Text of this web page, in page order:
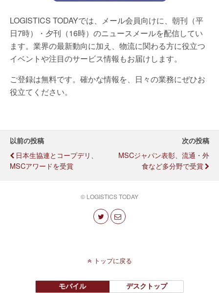
LOGISTICS TODAYでは、メール会員向けに、朝刊（平
日7時）・夕刊（16時）のニュースメールを配信してい
ます。業界の最新動向に加え、物流に関わる方に役立つ
イベントや注目のサービス情報もお届けします。
ご登録は無料です。確かな情報を、日々の業務にぜひお
役立てください。
以前の投稿
日本生協連とコープデリ、
MSCアワードを受賞
次の投稿
MSCジャパン表彰、流通・外
食など多分野で受賞
© LOGISTICS TODAY
トップに戻る
モバイル デスクトップ